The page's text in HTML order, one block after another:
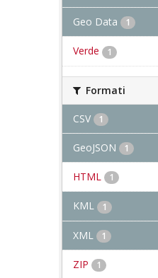
Geo Data 1
Verde 1
Formati
CSV 1
GeoJSON 1
HTML 1
KML 1
XML 1
ZIP 1